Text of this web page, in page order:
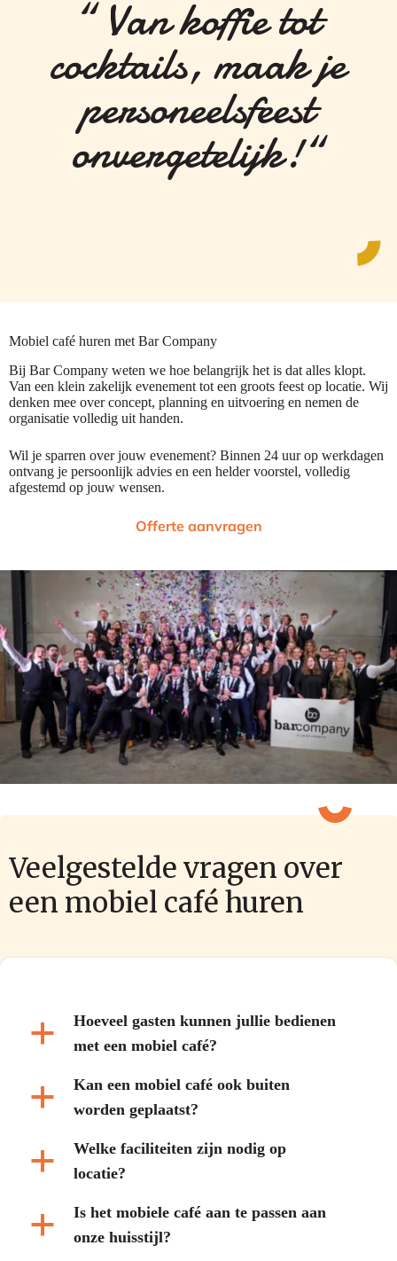
“ Van koffie tot
cocktails, maak je
personeelsfeest
onvergetelijk!“
Mobiel café huren met Bar Company
Bij Bar Company weten we hoe belangrijk het is dat alles klopt.
Van een klein zakelijk evenement tot een groots feest op locatie. Wij
denken mee over concept, planning en uitvoering en nemen de
organisatie volledig uit handen.
Wil je sparren over jouw evenement? Binnen 24 uur op werkdagen
ontvang je persoonlijk advies en een helder voorstel, volledig
afgestemd op jouw wensen.
Offerte aanvragen
Veelgestelde vragen over
een mobiel café huren
a
Hoeveel gasten kunnen jullie bedienen
met een mobiel café?
a
Kan een mobiel café ook buiten
worden geplaatst?
a
Welke faciliteiten zijn nodig op
locatie?
a
Is het mobiele café aan te passen aan
onze huisstijl?